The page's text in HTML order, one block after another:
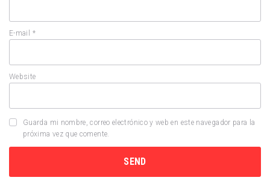
E-mail *
Website
Guarda mi nombre, correo electrónico y web en este navegador para la
próxima vez que comente.